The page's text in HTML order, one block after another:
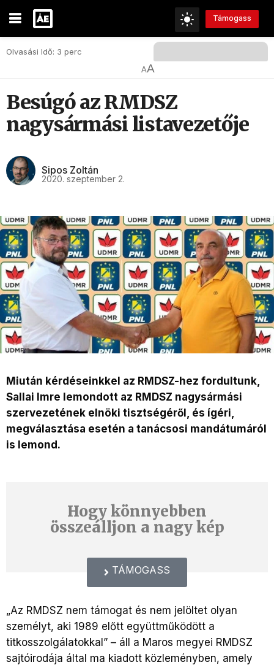
Támogass
Olvasási Idő: 3 perc
AA
Besúgó az RMDSZ
nagysármási listavezetője
Sipos Zoltán
2020. szeptember 2.
Miután kérdéseinkkel az RMDSZ-hez fordultunk,
Sallai Imre lemondott az RMDSZ nagysármási
szervezetének elnöki tisztségéről, és ígéri,
megválasztása esetén a tanácsosi mandátumáról
is lemond.
Hogy könnyebben
összeálljon a nagy kép
TÁMOGASS
„Az RMDSZ nem támogat és nem jelöltet olyan
személyt, aki 1989 előtt együttműködött a
titkosszolgálatokkal” – áll a Maros megyei RMDSZ
sajtóirodája által ma kiadott közleményben, amely